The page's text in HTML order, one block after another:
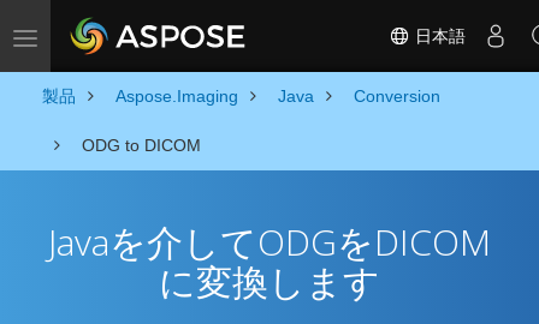
Toggle navigation 日本語
製品 Aspose.Imaging Java Conversion
ODG to DICOM
Javaを介してODGをDICOM
に変換します